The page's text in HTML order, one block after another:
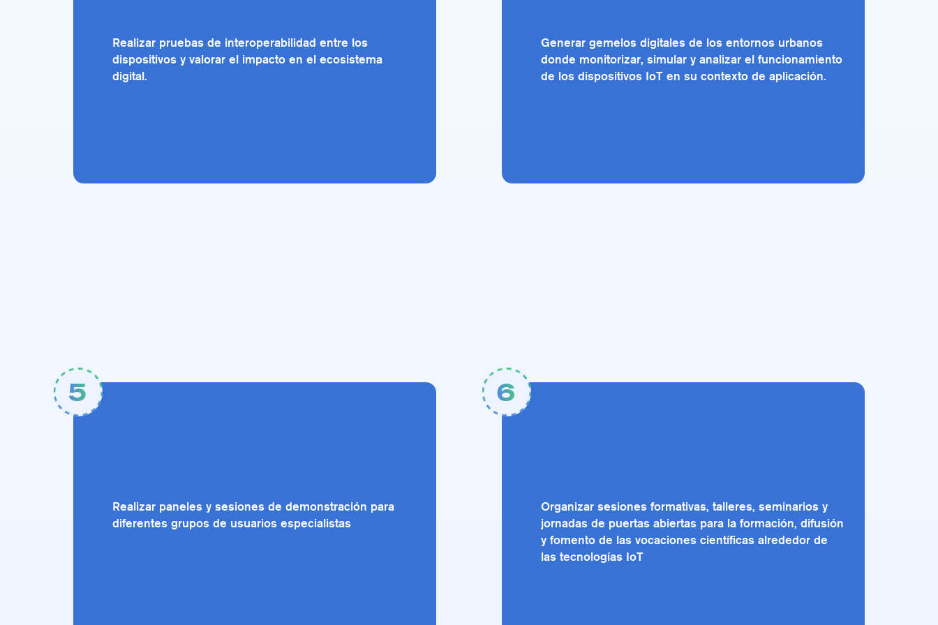
Realizar pruebas de interoperabilidad entre los
dispositivos y valorar el impacto en el ecosistema
digital.
Generar gemelos digitales de los entornos urbanos
donde monitorizar, simular y analizar el funcionamiento
de los dispositivos IoT en su contexto de aplicación.
5
Realizar paneles y sesiones de demonstración para
diferentes grupos de usuarios especialistas
6
Organizar sesiones formativas, talleres, seminarios y
jornadas de puertas abiertas para la formación, difusión
y fomento de las vocaciones científicas alrededor de
las tecnologías IoT